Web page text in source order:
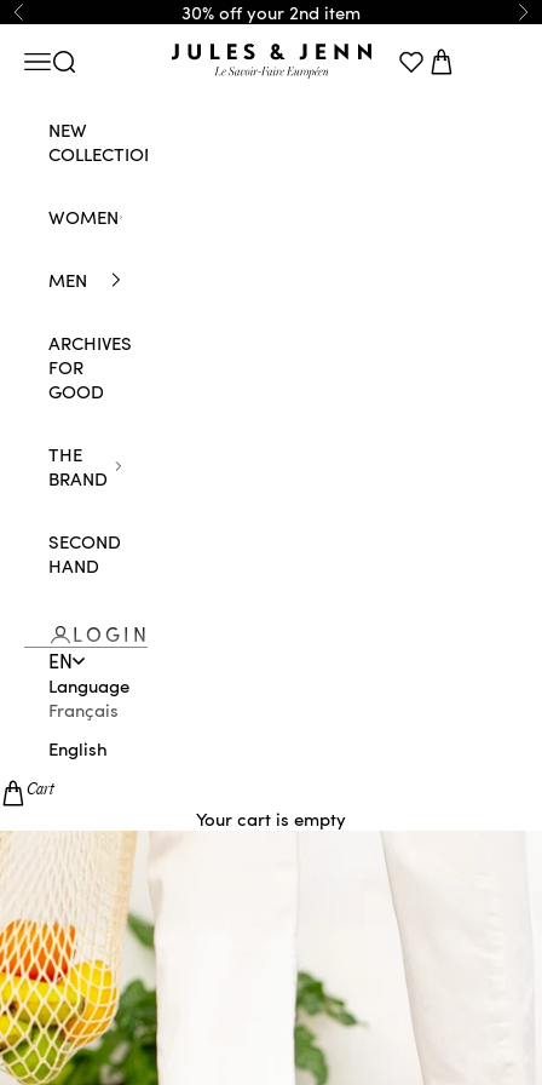
Skip to content
Previous 30% off your 2nd item
JULES & JENN
Navigation menu
Search Cart
NEW
COLLECTION
WOMEN
MEN
ARCHIVES
FOR
GOOD
THE
BRAND
SECOND
HAND
LOGIN
EN
Language
Français
English
Cart
Your cart is empty